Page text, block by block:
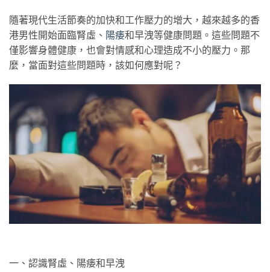
隨著現代生活節奏的加快和工作壓力的增大，越來越多的香
港男性開始面臨腎虛、 陽痿和早洩等健康問題。這些問題不
僅影響身體健康，也會對情感和心理造成不小的壓力。那
麼，當面對這些問題時，該如何應對呢？
一、認識腎虛、陽痿和早洩